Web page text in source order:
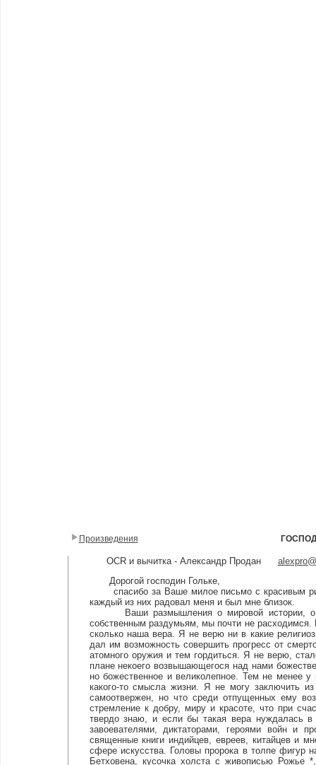
Произведения
OCR и вычитка - Александр Продан
Дорогой господин Гольке,
спасибо за Ваше милое письмо с красивым
каждый из них радовал меня и был мне близок.
Ваши размышления о мировой истории, о
собственным раздумьям, мы почти не
сколько наша вера. Я не верю ни в какие
дал им возможность совершить прогресс от
атомного оружия и тем гордиться. Я не верю,
плане некоего возвышающегося над нами
но божественное и великолепное. Тем не менее
какого-то смысла жизни. Я не могу заключить
самоотвержен, но что среди отпущенных ему
стремление к добру, миру и красоте, что при
твердо знаю, и если бы такая вера нуждалась
завоевателями, диктаторами, героями войн и
священные книги индийцев, евреев, китайцев и
сфере искусства. Головы пророка в толпе фигур
Бетховена, кусочка холста с живописью Рожье